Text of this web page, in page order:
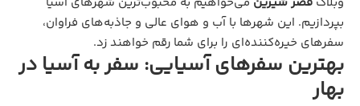
بپردازیم. این شهرها با آب و هوای عالی و جاذبه‌های فراوان،
سفرهای خیره‌کننده‌ای را برای شما رقم خواهند زد.
بهترین سفرهای آسیایی: سفر به آسیا در
بهار